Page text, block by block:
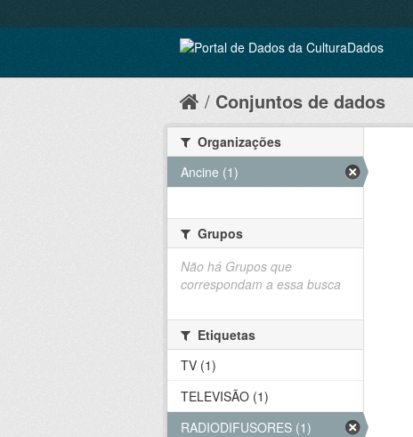
Conjuntos de dados
Organizações
Ancine (1)
Grupos
Não há Grupos que
correspondam a essa busca
Etiquetas
TV (1)
TELEVISÃO (1)
RADIODIFUSORES (1)